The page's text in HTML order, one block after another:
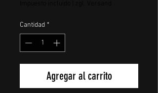
Cantidad *
Agregar al carrito